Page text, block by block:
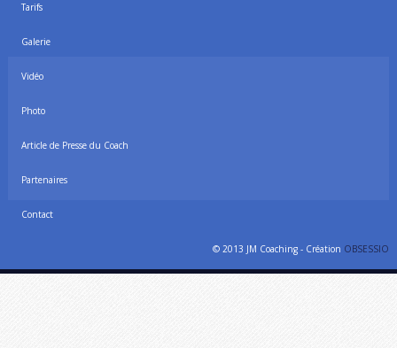
Tarifs
Galerie
Vidéo
Photo
Article de Presse du Coach
Partenaires
Contact
© 2013 JM Coaching - Création OBSESSIO